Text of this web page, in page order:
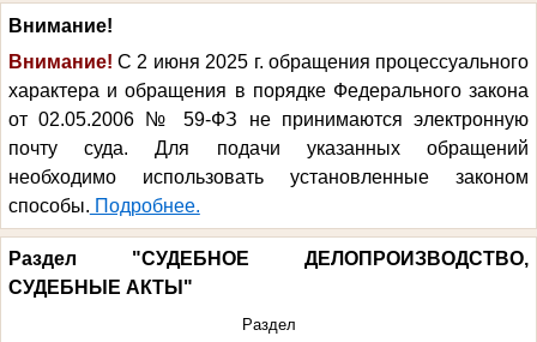
Внимание!
Внимание! С 2 июня 2025 г. обращения процессуального
характера и обращения в порядке Федерального закона
от 02.05.2006 № 59-ФЗ не принимаются электронную
почту суда. Для подачи указанных обращений
необходимо использовать установленные законом
способы. Подробнее.
Раздел "СУДЕБНОЕ ДЕЛОПРОИЗВОДСТВО,
СУДЕБНЫЕ АКТЫ"
Раздел